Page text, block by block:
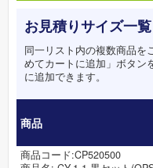
お見積りサイズ一覧
同一リスト内の複数商品を
めてカートに追加」ボタン
に追加できます。
商品
商品コード:CP520500